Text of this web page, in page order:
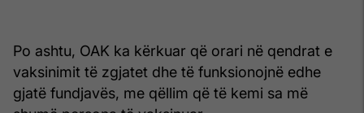
Po ashtu, OAK ka kërkuar që orari në qendrat e
vaksinimit të zgjatet dhe të funksionojnë edhe
gjatë fundjavës, me qëllim që të kemi sa më